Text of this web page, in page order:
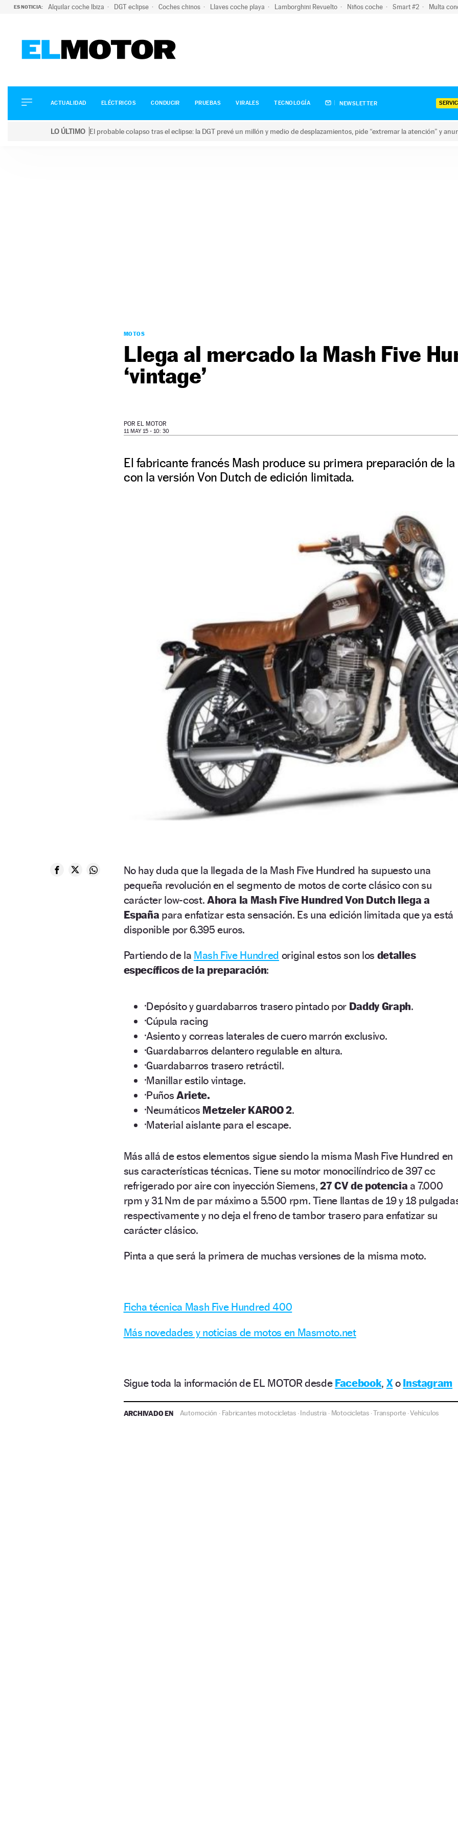
ES NOTICIA: Alquilar coche Ibiza DGT eclipse Coches chinos Llaves coche playa Lamborghini Revuelto Niños coche Smart #2 Multa
ELÉCTRICOS
CONDUCIR
ACTUALIDAD ELÉCTRICOS CONDUCIR PRUEBAS VIRALES TECNOLOGÍA NEWSLETTER
LO ÚLTIMO El probable colapso tras el eclipse: la DGT prevé un millón y medio de desplazamientos, pide “extremar la atención” y
MOTOS
Llega al mercado la Mash Five
‘vintage’
POR EL MOTOR
11 MAY 15 - 10: 30
El fabricante francés Mash produce su primera preparación de la
con la versión Von Dutch de edición limitada.
No hay duda que la llegada de la Mash Five Hundred ha supuesto una
pequeña revolución en el segmento de motos de corte clásico con su
carácter low-cost. Ahora la Mash Five Hundred Von Dutch llega a
España para enfatizar esta sensación. Es una edición limitada que ya está
disponible por 6.395 euros.
Partiendo de la Mash Five Hundred original estos son los detalles
específicos de la preparación:
·Depósito y guardabarros trasero pintado por Daddy Graph.
·Cúpula racing
·Asiento y correas laterales de cuero marrón exclusivo.
·Guardabarros delantero regulable en altura.
·Guardabarros trasero retráctil.
·Manillar estilo vintage.
·PuñosAriete.
·Neumáticos Metzeler KAROO 2.
·Material aislante para el escape.
Más allá de estos elementos sigue siendo la misma Mash Five Hundred en
sus características técnicas. Tiene su motor monocilíndrico de 397 cc
refrigerado por aire con inyección Siemens,27 CV de potencia a 7.000
rpm y 31 Nm de par máximo a 5.500 rpm. Tiene llantas de 19 y 18
respectivamente y no deja el freno de tambor trasero para enfatizar su
carácter clásico.
Pinta a que será la primera de muchas versiones de la misma moto.
Ficha técnica Mash Five Hundred 400
Más novedades y noticias de motos en Masmoto.net
Sigue toda la información de EL MOTOR desde Facebook, Xo Instagram
ARCHIVADO EN Automoción · Fabricantes motocicletas ·Industria · Motocicletas·Transporte·Vehículos